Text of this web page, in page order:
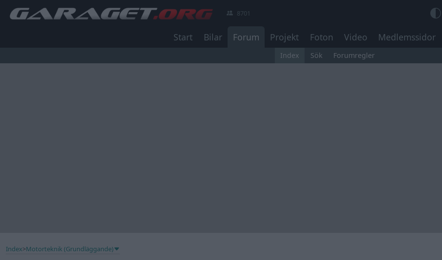
8701
Start Bilar Forum Projekt Foton Video Medlemssidor
Index Sök Forumregler
Index>Motorteknik (Grundläggande)